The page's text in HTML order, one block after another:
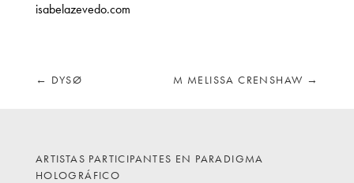
isabelazevedo.com
← DYSØ M MELISSA CRENSHAW →
ARTISTAS PARTICIPANTES EN PARADIGMA
HOLOGRÁFICO